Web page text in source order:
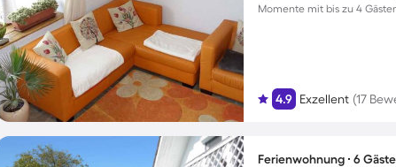
Momente mit bis zu 4
4.9 Exzellent (17
Ferienwohnung ∙ 6